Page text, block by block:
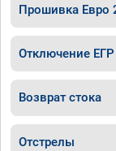
Прошивка Евро
Отключение ЕГР
Возврат стока
Отстрелы